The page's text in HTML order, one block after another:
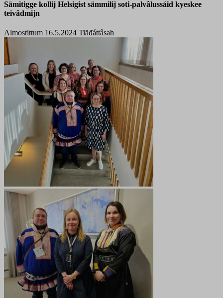
Sämitigge kollij Helsigist sämmilij soti-palvâlussáid kyeskee
teivâdmijn
Almostittum 16.5.2024 Tiäđáttâsah